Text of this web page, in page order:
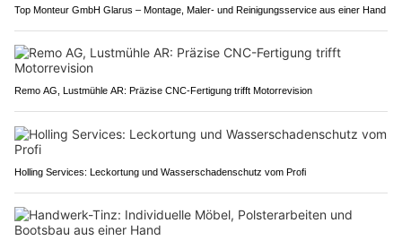
Top Monteur GmbH Glarus – Montage, Maler- und Reinigungsservice aus einer Hand
Remo AG, Lustmühle AR: Präzise CNC-Fertigung trifft Motorrevision
Holling Services: Leckortung und Wasserschadenschutz vom Profi